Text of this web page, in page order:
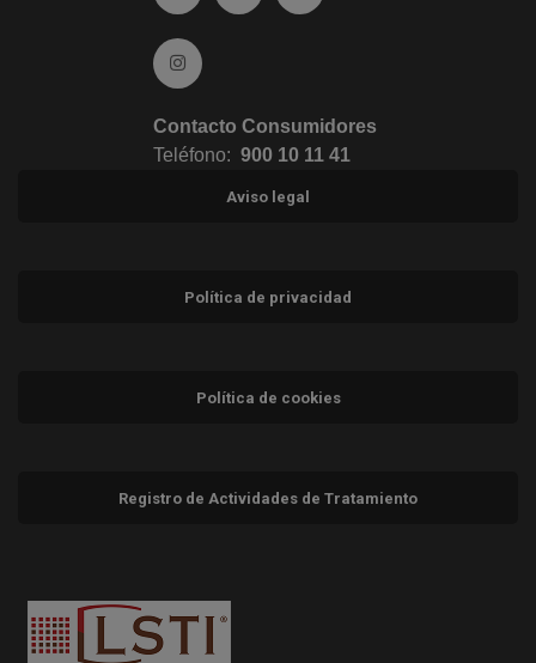
Ir a Instagram (abre en ventana nueva)
Contacto Consumidores
Teléfono: 900 10 11 41
Aviso legal
Política de privacidad
Política de cookies
Registro de Actividades de Tratamiento